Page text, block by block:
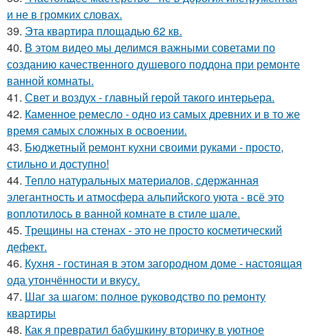
и не в громких словах.
39. Эта квартира площадью 62 кв.
40. В этом видео мы делимся важными советами по
созданию качественного душевого поддона при ремонте
ванной комнаты.
41. Свет и воздух - главный герой такого интерьера.
42. Каменное ремесло - одно из самых древних и в то же
время самых сложных в освоении.
43. Бюджетный ремонт кухни своими руками - просто,
стильно и доступно!
44. Тепло натуральных материалов, сдержанная
элегантность и атмосфера альпийского уюта - всё это
воплотилось в ванной комнате в стиле шале.
45. Трещины на стенах - это не просто косметический
дефект.
46. Кухня - гостиная в этом загородном доме - настоящая
ода утончённости и вкусу.
47. Шаг за шагом: полное руководство по ремонту
квартиры
48. Как я превратил бабушкину вторичку в уютное